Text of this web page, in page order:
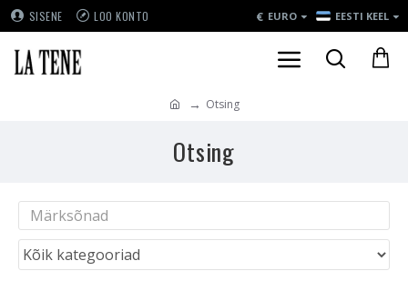
SISENE LOO KONTO € EURO EESTI KEEL
Otsing
Otsing